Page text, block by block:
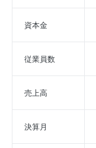
資本金
従業員数
売上高
決算月